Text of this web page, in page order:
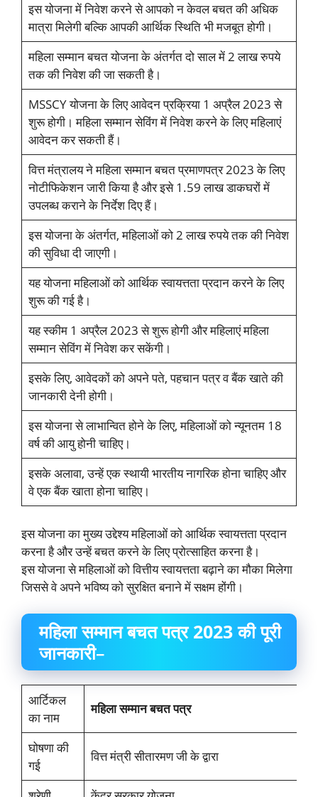
इस योजना में निवेश करने से आपको न केवल बचत की अधिक
मात्रा मिलेगी बल्कि आपकी आर्थिक स्थिति भी मजबूत होगी।
महिला सम्मान बचत योजना के अंतर्गत दो साल में 2 लाख रुपये
तक की निवेश की जा सकती है।
MSSCY योजना के लिए आवेदन प्रक्रिया 1 अप्रैल 2023 से
शुरू होगी। महिला सम्मान सेविंग में निवेश करने के लिए महिलाएं
आवेदन कर सकती हैं।
वित्त मंत्रालय ने महिला सम्मान बचत प्रमाणपत्र 2023 के लिए
नोटीफिकेशन जारी किया है और इसे 1.59 लाख डाकघरों में
उपलब्ध कराने के निर्देश दिए हैं।
इस योजना के अंतर्गत, महिलाओं को 2 लाख रुपये तक की निवेश
की सुविधा दी जाएगी।
यह योजना महिलाओं को आर्थिक स्वायत्तता प्रदान करने के लिए
शुरू की गई है।
यह स्कीम 1 अप्रैल 2023 से शुरू होगी और महिलाएं महिला
सम्मान सेविंग में निवेश कर सकेंगी।
इसके लिए, आवेदकों को अपने पते, पहचान पत्र व बैंक खाते की
जानकारी देनी होगी।
इस योजना से लाभान्वित होने के लिए, महिलाओं को न्यूनतम 18
वर्ष की आयु होनी चाहिए।
इसके अलावा, उन्हें एक स्थायी भारतीय नागरिक होना चाहिए और
वे एक बैंक खाता होना चाहिए।
इस योजना का मुख्य उद्देश्य महिलाओं को आर्थिक स्वायत्तता प्रदान
करना है और उन्हें बचत करने के लिए प्रोत्साहित करना है।
इस योजना से महिलाओं को वित्तीय स्वायत्तता बढ़ाने का मौका मिलेगा
जिससे वे अपने भविष्य को सुरक्षित बनाने में सक्षम होंगी।
महिला सम्मान बचत पत्र 2023 की पूरी
जानकारी–
आर्टिकल
का नाम
महिला सम्मान बचत पत्र
घोषणा की
गई
वित्त मंत्री सीतारमण जी के द्वारा